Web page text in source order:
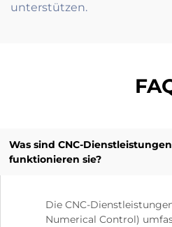
unterstützen.
Was sind CNC-
funktionieren sie?
Die CNC-
Numerical Control)